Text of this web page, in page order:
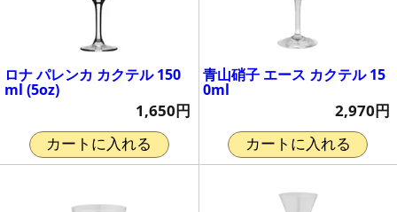
ロナ パレンカ カクテル 150
ml (5oz)
1,650円
カートに入れる
青山硝子 エース カクテル 15
0ml
2,970円
カートに入れる